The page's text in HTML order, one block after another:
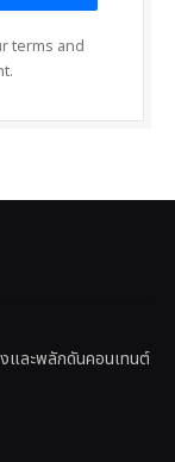
terms and
และพลักดันคอนเทนต์